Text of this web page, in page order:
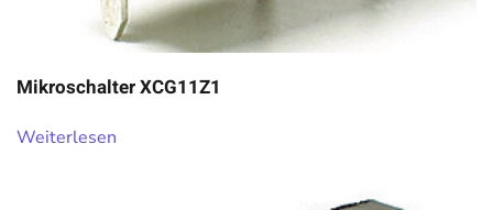
Mikroschalter XCG11Z1
Weiterlesen